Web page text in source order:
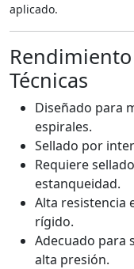
aplicado.
Técnicas
Diseñado para
espirales.
Sellado por
Requiere
estanqueidad.
Alta resistencia
rígido.
Adecuado para
alta presión.